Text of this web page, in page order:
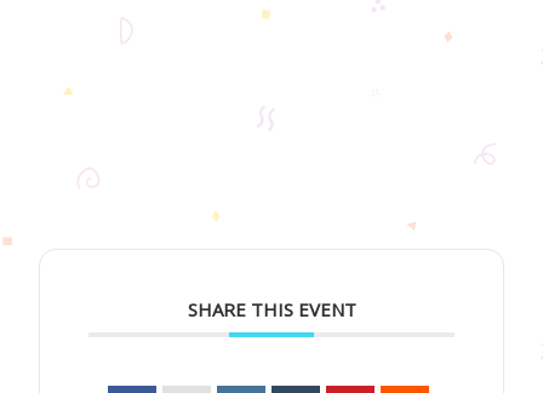
SHARE THIS EVENT